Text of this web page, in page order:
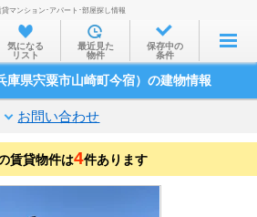
お部屋を探す
沿線・駅から
家賃相場から
通勤通学時間から
マンション･アパート･部屋探し情報
気になる
リスト
最近見た
物件
保存中の
条件
庫県宍粟市山崎町今宿）の建物情報
お問い合わせ
賃貸物件は4件あります